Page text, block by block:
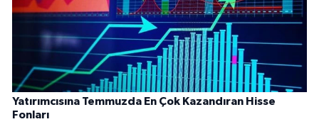
Yatırımcısına Temmuzda En Çok Kazandıran Hisse
Fonları